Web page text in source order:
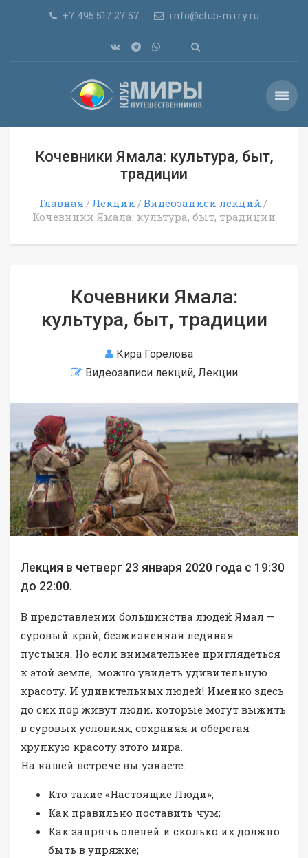
+7 495 517 27 57 info@club-miry.ru
Кочевники Ямала: культура, быт,
традиции
Главная Лекции
Видеозаписи лекций
Кочевники Ямала: культура, быт, традиции
Кочевники Ямала:
культура, быт, традиции
Кира Горелова
Видеозаписи лекций, Лекции
Лекция в четверг 23 января 2020 года с 19:30
до 22:00.
В представлении большинства людей Ямал —
суровый край, безжизненная ледяная
пустыня. Но если внимательнее приглядеться
к этой земле, можно увидеть удивительную
красоту. И удивительных людей! Именно здесь
до сих пор живут люди, которые могут выжить
в суровых условиях, сохраняя и оберегая
хрупкую красоту этого мира.
На нашей встрече вы узнаете:
Кто такие «Настоящие Люди»;
Как правильно поставить чум;
Как запрячь оленей и сколько их должно
быть в упряжке;